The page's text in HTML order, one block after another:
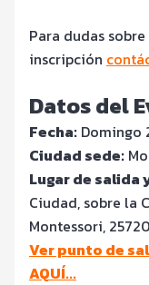
Para dudas
inscripción
Datos del
Fecha: Domingo
Ciudad sede:
Lugar de salida
Ciudad, sobre la
Montessori,
Ver punto de
AQUÍ...